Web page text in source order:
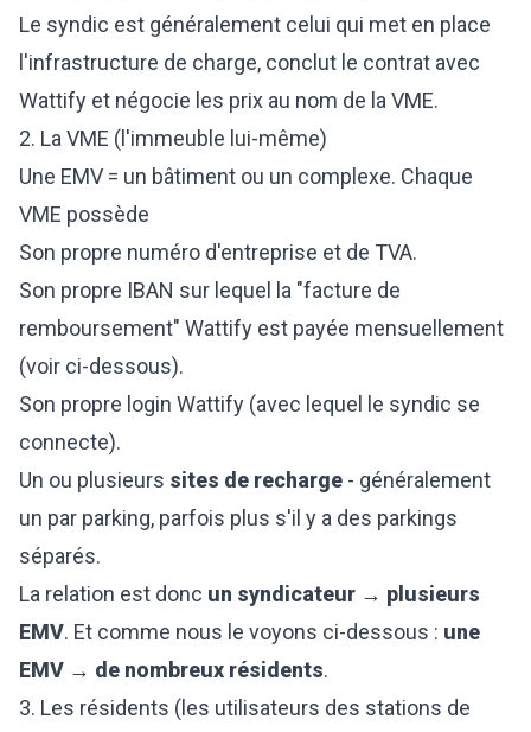
Le syndic est généralement celui qui met en place
l'infrastructure de charge, conclut le contrat avec
Wattify et négocie les prix au nom de la VME.
2. La VME (l'immeuble lui-même)
Une EMV = un bâtiment ou un complexe. Chaque
VME possède
Son propre numéro d'entreprise et de TVA.
Son propre IBAN sur lequel la "facture de
remboursement" Wattify est payée mensuellement
(voir ci-dessous).
Son propre login Wattify (avec lequel le syndic se
connecte).
Un ou plusieurs sites de recharge - généralement
un par parking, parfois plus s'il y a des parkings
séparés.
La relation est donc un syndicateur → plusieurs
EMV. Et comme nous le voyons ci-dessous : une
EMV → de nombreux résidents.
3. Les résidents (les utilisateurs des stations de